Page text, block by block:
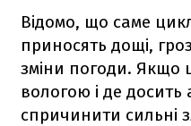
Відомо, що саме
приносять дощі,
зміни погоди. Якщо
вологою і де
спричинити сильні